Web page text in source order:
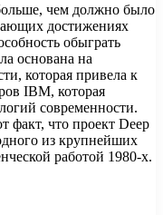
чем должно было
достижениях
обыграть
основана на
которая привела к
IBM, которая
современности.
факт, что проект Deep
из крупнейших
работой 1980-х.